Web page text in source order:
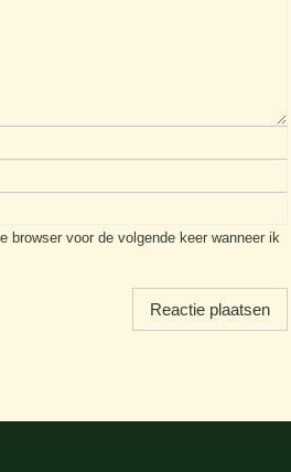
browser voor de volgende keer wanneer ik